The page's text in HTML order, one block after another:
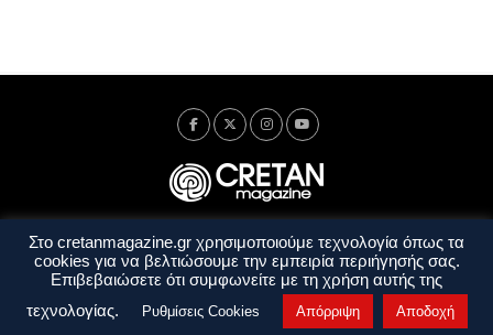
Ταυτότητα Πολιτική Απορρήτου
Όροι Χρήσης
Όροι και Προϋποθέσεις
Στο cretanmagazine.gr χρησιμοποιούμε τεχνολογία όπως τα
cookies για να βελτιώσουμε την εμπειρία περιήγησής σας.
Επιβεβαιώσετε ότι συμφωνείτε με τη χρήση αυτής της
τεχνολογίας.
Ρυθμίσεις Cookies Απόρριψη Αποδοχή